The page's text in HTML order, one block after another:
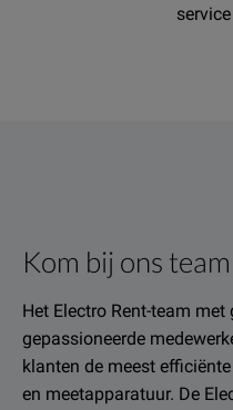
Kom bij ons team
Het Electro Rent-team met
gepassioneerde
klanten de meest
en meetapparatuur. De